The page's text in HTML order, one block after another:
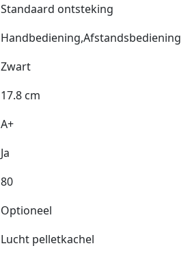
Standaard ontsteking
Handbediening,Afstandsbediening
Zwart
17.8 cm
A+
Ja
80
Optioneel
Lucht pelletkachel